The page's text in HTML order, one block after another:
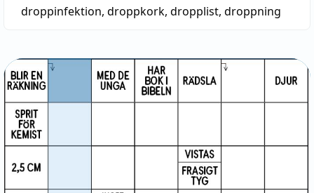
droppinfektion, droppkork, dropplist, droppning